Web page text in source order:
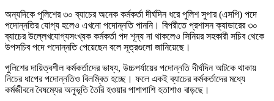
অন্যদিকে পুলিশের ৩০ ব্যাচের অনেক কর্মকর্তা দীর্ঘদিন ধরে পুলিশ সুপার (এসপি) পদে
পদোন্নতির যোগ্য হলেও এখনো পদোন্নতি পাননি। বিপরীতে প্রশাসন ক্যাডারের ৩০
ব্যাচের উল্লেখযোগ্যসংখ্যক কর্মকর্তা পদ শূন্য না থাকলেও সিনিয়র সহকারী সচিব থেকে
উপসচিব পদে পদোন্নতি পেয়েছেন বলে সূত্রগুলো জানিয়েছে।
পুলিশের দায়িত্বশীল কর্মকর্তাদের ভাষ্য, উচ্চপর্যায়ের পদোন্নতি দীর্ঘদিন আটকে থাকায়
নিচের ধাপের পদোন্নতিও বিলম্বিত হচ্ছে। ফলে একই ব্যাচের কর্মকর্তাদের মধ্যে
কর্মজীবনে বৈষম্যের অনুভূতি তৈরি হওয়ার পাশাপাশি হতাশাও বাড়ছে।